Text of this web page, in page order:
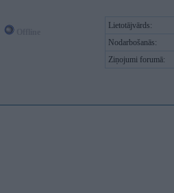
Lietotājvārds:
Nodarbošanās:
Ziņojumi forumā: